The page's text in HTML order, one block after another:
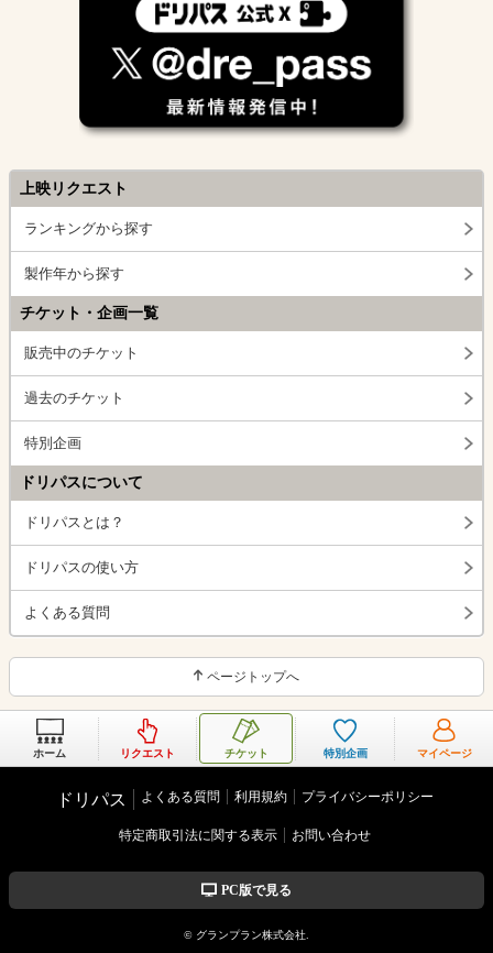
上映リクエスト
ランキングから探す
製作年から探す
チケット・企画一覧
販売中のチケット
過去のチケット
特別企画
ドリパスについて
ドリパスとは？
ドリパスの使い方
よくある質問
ページトップへ
ホーム リクエスト チケット 特別企画 マイページ
ドリパス よくある質問 利用規約 プライバシーポリシー
特定商取引法に関する表示 お問い合わせ
PC版で見る
© グランプラン株式会社.